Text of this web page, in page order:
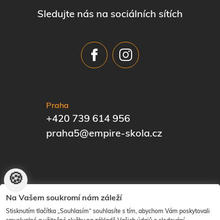
Sledujte nás na sociálních sítích
Praha
+420 739 614 956
praha5@empire-skola.cz
🍪
Na Vašem soukromí nám záleží
Stisknutím tlačítka „Souhlasím“ souhlasíte s tím, abychom Vám poskytovali